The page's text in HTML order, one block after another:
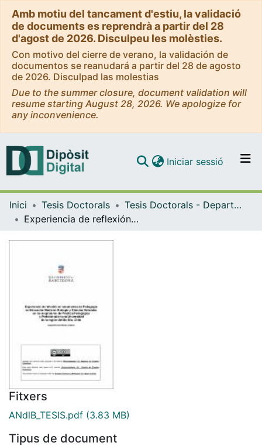
Amb motiu del tancament d'estiu, la validació
de documents es reprendrà a partir del 28
d'agost de 2026. Disculpeu les molèsties.
Con motivo del cierre de verano, la validación de
documentos se reanudará a partir del 28 de agosto
de 2026. Disculpad las molestias
Due to the summer closure, document validation will
resume starting August 28, 2026. We apologize for
any inconvenience.
Navega per tot el DD
Iniciar sessió (current)
Inici Tesis Doctorals
Tesis Doctorals - Departament - Didàctica i Organització Educativa
Experiencia de reflexión en estudiantes de Pedagogía en Educación Media en Biología y Ciencias Naturales en las asignaturas de Práctica Pedagógica y Profesional en una Universidad de la región del Bío Bío, Chile
Fitxers
ANdlB_TESIS.pdf (3.83 MB)
Tipus de document